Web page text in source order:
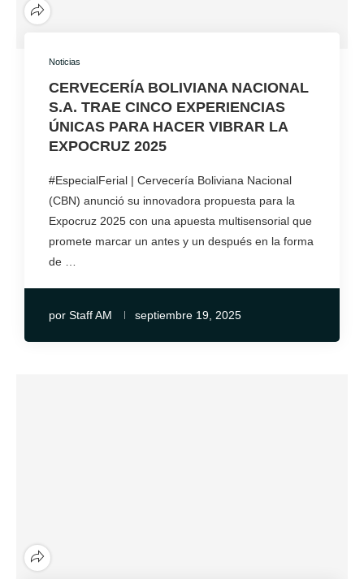
Noticias
CERVECERÍA BOLIVIANA NACIONAL
S.A. TRAE CINCO EXPERIENCIAS
ÚNICAS PARA HACER VIBRAR LA
EXPOCRUZ 2025
#EspecialFerial | Cervecería Boliviana Nacional
(CBN) anunció su innovadora propuesta para la
Expocruz 2025 con una apuesta multisensorial que
promete marcar un antes y un después en la forma
de …
por Staff AM septiembre 19, 2025